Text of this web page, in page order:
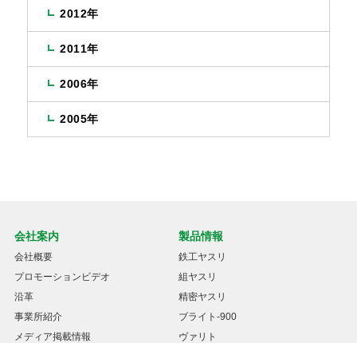
2012年
2011年
2006年
2005年
会社案内
会社概要
プロモーションビデオ
沿革
事業所紹介
メディア掲載情報
製品情報
鉄工ヤスリ
組ヤスリ
精密ヤスリ
ブライト-900
ヴァリト